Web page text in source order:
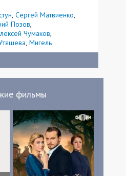
Сергей Матвиенко
Позов
Чумаков
Мигель
фильмы